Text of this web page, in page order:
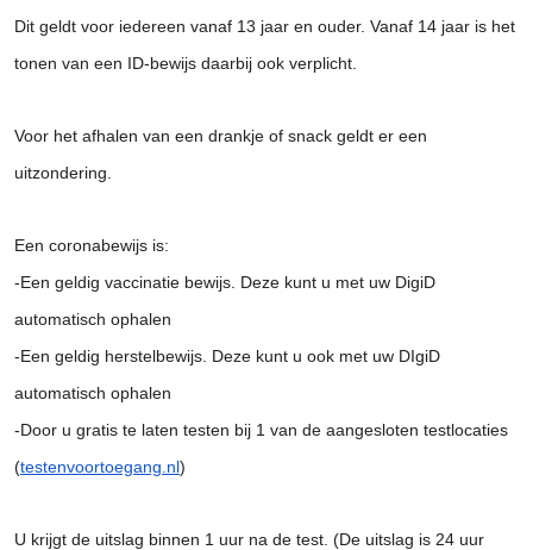
Dit geldt voor iedereen vanaf 13 jaar en ouder. Vanaf 14 jaar is het
tonen van een ID-bewijs daarbij ook verplicht.
Voor het afhalen van een drankje of snack geldt er een
uitzondering.
Een coronabewijs is:
-Een geldig vaccinatie bewijs. Deze kunt u met uw DigiD
automatisch ophalen
-Een geldig herstelbewijs. Deze kunt u ook met uw DIgiD
automatisch ophalen
-Door u gratis te laten testen bij 1 van de aangesloten testlocaties
(testenvoortoegang.nl)
U krijgt de uitslag binnen 1 uur na de test. (De uitslag is 24 uur